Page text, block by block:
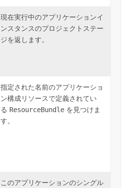
現在実行中のアプリケーションイ
ンスタンスのプロジェクトステー
ジを返します。
指定された名前のアプリケーショ
ン構成リソースで定義されてい
る ResourceBundle を見つけま
す。
このアプリケーションのシングル